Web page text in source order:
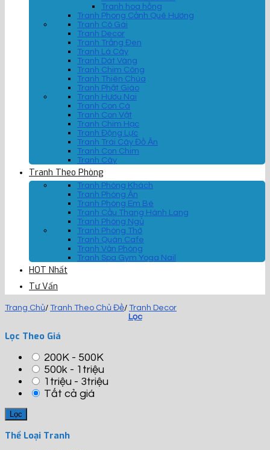
Tranh hoa hồng
Tranh Phong Cảnh Quê Hương
Tranh Cô Gái
Tranh Decor
Tranh Trắng Đen
Tranh Lá Cây
Tranh Dát Vàng
Tranh Chim Công
Tranh Thiên Chúa
Tranh Phật Giáo
Tranh Hươu Nai
Tranh Con Cá
Tranh Con Vật
Tranh Chim Hạc
Tranh Động Lực
Tranh Trái Cây Đồ Ăn
Tranh Con Chim
Tranh Cây
Tranh Theo Phòng
Tranh Phòng Khách
Tranh Phòng Ăn
Tranh Phòng Em Bé
Tranh Cầu Thang Hành Lang
Tranh Phòng Ngủ
Tranh Phòng Thờ
Tranh Quán Cafe
Tranh Văn Phòng
Tranh Spa Gym Yoga Nail
HOT Nhất
Tư Vấn
Trang Chủ/ Tranh Theo Chủ Đề/ Tranh Decor
Lọc
Lọc Theo Giá
200K - 500K
500k - 1triệu
1triệu - 3triệu
Tất cả giá
Thể Loại Tranh